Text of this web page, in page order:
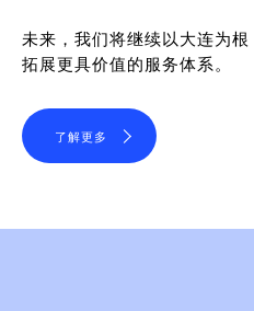
未来，我们将继续以大连为
拓展更具价值的服务体系。
了解更多